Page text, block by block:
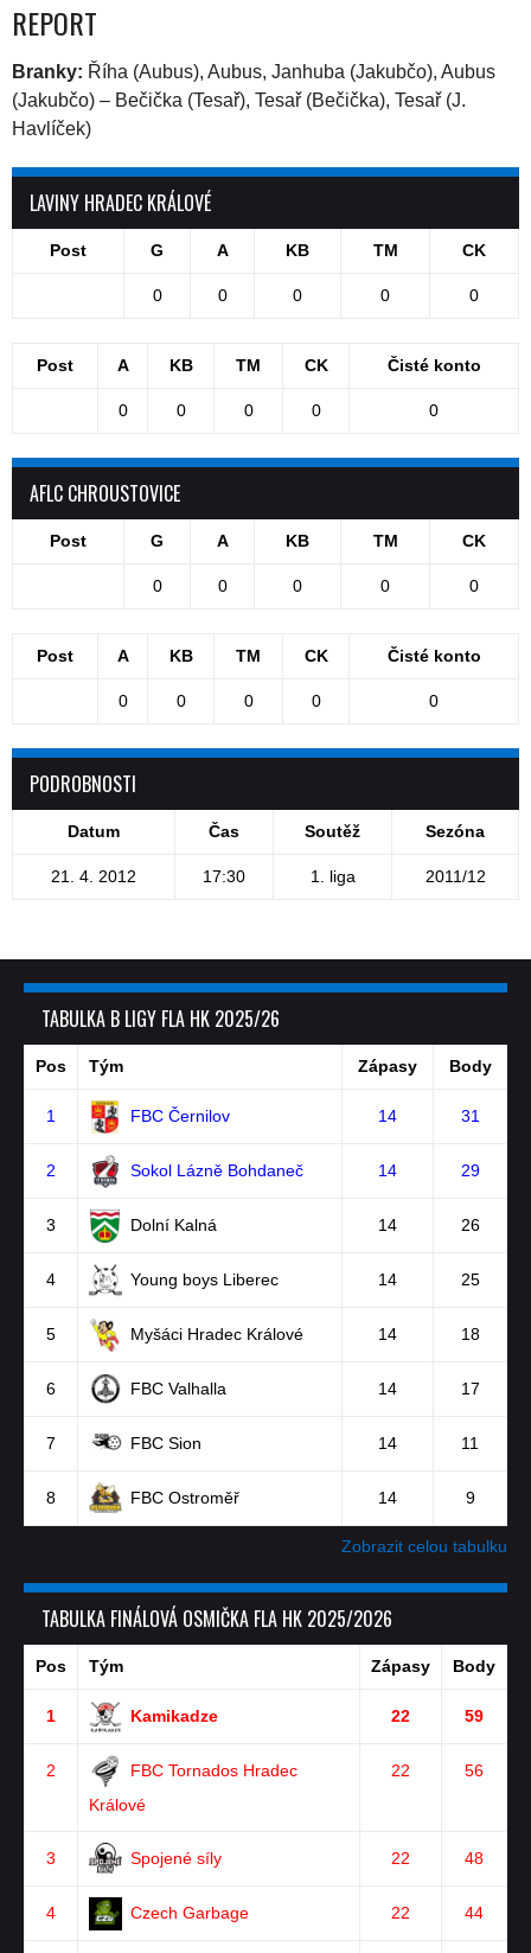
REPORT
Branky: Říha (Aubus), Aubus, Janhuba (Jakubčo), Aubus
(Jakubčo) – Bečička (Tesař), Tesař (Bečička), Tesař (J.
Havlíček)
LAVINY HRADEC KRÁLOVÉ
Post G A KB TM CK
0 0 0 0 0
Post A KB TM CK Čisté konto
0 0 0 0 0
AFLC CHROUSTOVICE
Post G A KB TM CK
0 0 0 0 0
Post A KB TM CK Čisté konto
0 0 0 0 0
PODROBNOSTI
Datum Čas Soutěž Sezóna
21. 4. 2012 17:30 1. liga 2011/12
TABULKA B LIGY FLA HK 2025/26
Pos Tým Zápasy Body
1 FBC Černilov 14 31
2 Sokol Lázně Bohdaneč 14 29
3 Dolní Kalná 14 26
4 Young boys Liberec 14 25
5 Myšáci Hradec Králové 14 18
6 FBC Valhalla 14 17
7 FBC Sion 14 11
8 FBC Ostroměř 14 9
Zobrazit celou tabulku
TABULKA FINÁLOVÁ OSMIČKA FLA HK 2025/2026
Pos Tým Zápasy Body
1 Kamikadze 22 59
2
FBC Tornados Hradec
Králové
22 56
3 Spojené síly 22 48
4 Czech Garbage 22 44